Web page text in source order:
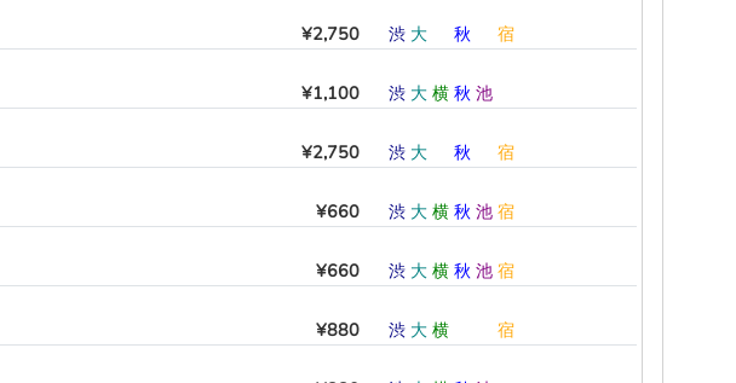
¥2,750 渋 大 秋 宿
¥1,100 渋 大 横 秋 池
¥2,750 渋 大 秋 宿
¥660 渋 大 横 秋 池 宿
¥660 渋 大 横 秋 池 宿
¥880 渋 大 横 宿